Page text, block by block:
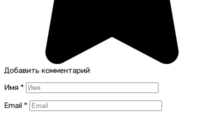
Добавить комментарий
Имя *
Email *